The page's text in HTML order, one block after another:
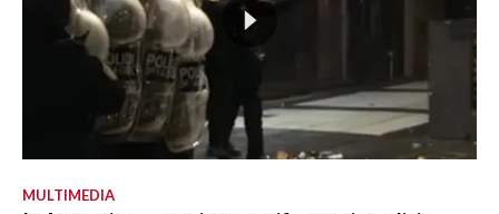
MULTIMEDIA